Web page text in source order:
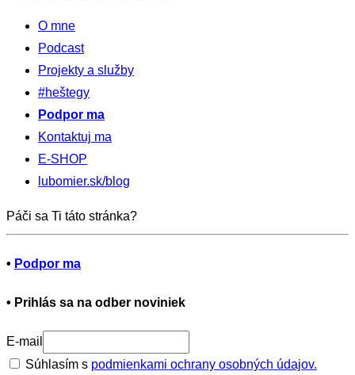
O mne
Podcast
Projekty a služby
#heštegy
Podpor ma
Kontaktuj ma
E-SHOP
lubomier.sk/blog
Páči sa Ti táto stránka?
• Podpor ma
• Prihlás sa na odber noviniek
E-mail
Súhlasím s podmienkami ochrany osobných údajov.